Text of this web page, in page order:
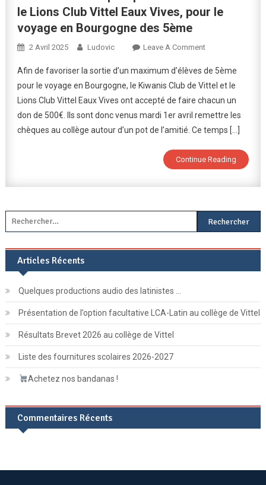
le Lions Club Vittel Eaux Vives, pour le
voyage en Bourgogne des 5ème
2 Avril 2025 Ludovic Leave A CommentOn
Des
Chèques
Par
Le
Kiwanis
Et
Le
Vittel
Eaux
Pour
Afin de favoriser la sortie d’un maximum d’élèves de 5ème
pour le voyage en Bourgogne, le Kiwanis Club de Vittel et le
Lions Club Vittel Eaux Vives ont accepté de faire chacun un
don de 500€. Ils sont donc venus mardi 1er avril remettre les
chèques au collège autour d’un pot de l’amitié. Ce temps […]
Continue Reading
Rechercher :
Articles Récents
Quelques productions audio des latinistes …
Présentation de l’option facultative LCA-Latin au collège de Vittel
Résultats Brevet 2026 au collège de Vittel
Liste des fournitures scolaires 2026-2027
Achetez nos bandanas !
Commentaires Récents